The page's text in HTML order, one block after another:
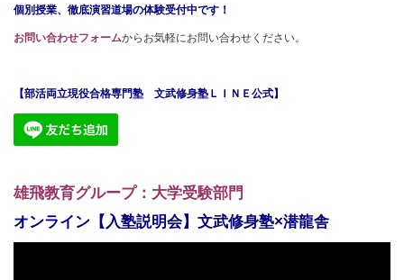
個別授業、徹底演習道場の体験受付中です！
お問い合わせフォームからお気軽にお問い合わせください。
【部活両立現役合格専門塾 文武修身塾ＬＩＮＥ公式】
雄飛教育グループ：大学受験部門
オンライン【入塾説明会】文武修身塾×潜龍舎